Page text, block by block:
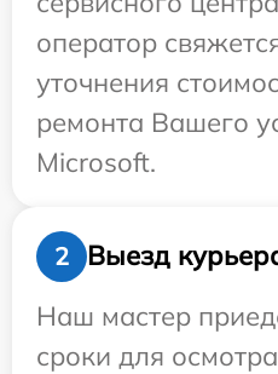
оператор
уточнения
ремонта Вашего
Microsoft.
2
Выезд
Наш мастер
сроки для